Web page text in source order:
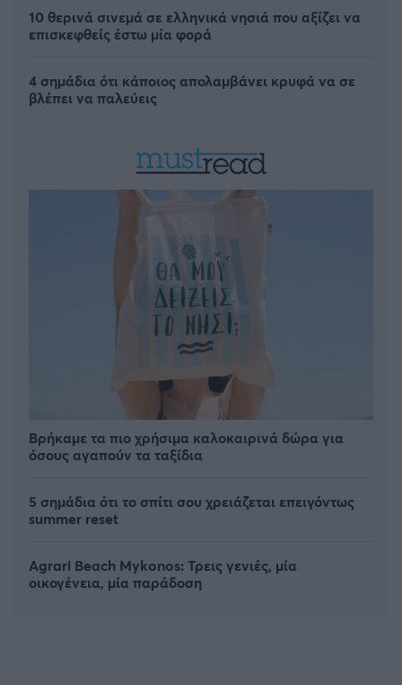
10 θερινά σινεμά σε ελληνικά νησιά που αξίζει να
επισκεφθείς έστω μία φορά
4 σημάδια ότι κάποιος απολαμβάνει κρυφά να σε
βλέπει να παλεύεις
Βρήκαμε τα πιο χρήσιμα καλοκαιρινά δώρα για
όσους αγαπούν τα ταξίδια
5 σημάδια ότι το σπίτι σου χρειάζεται επειγόντως
summer reset
Agrari Beach Mykonos: Τρεις γενιές, μία
οικογένεια, μία παράδοση